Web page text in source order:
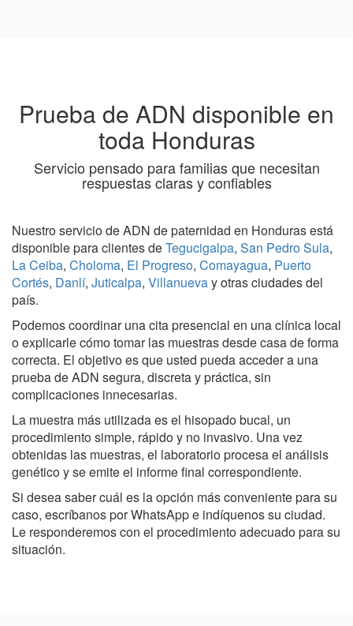
Prueba de ADN disponible en
toda Honduras
Servicio pensado para familias que necesitan
respuestas claras y confiables
Nuestro servicio de ADN de paternidad en Honduras está
disponible para clientes deTegucigalpa, San Pedro Sula,
La Ceiba, Choloma, El Progreso, Comayagua, Puerto
Cortés, Danlí, Juticalpa, Villanuevay otras ciudades del
país.
Podemos coordinar una cita presencial en una clínica local
o explicarle cómo tomar las muestras desde casa de forma
correcta. El objetivo es que usted pueda acceder a una
prueba de ADN segura, discreta y práctica, sin
complicaciones innecesarias.
La muestra más utilizada es el hisopado bucal, un
procedimiento simple, rápido y no invasivo. Una vez
obtenidas las muestras, el laboratorio procesa el análisis
genético y se emite el informe final correspondiente.
Si desea saber cuál es la opción más conveniente para su
caso, escríbanos por WhatsApp e indíquenos su ciudad.
Le responderemos con el procedimiento adecuado para su
situación.